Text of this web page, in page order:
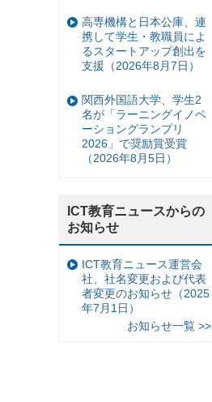
高専機構と日本公庫、連
携して学生・教職員によ
るスタートアップ創出を
支援（2026年8月7日）
関西外国語大学、学生2
名が「ラーニングイノベ
ーショングランプリ
2026」で奨励賞受賞
（2026年8月5日）
ICT教育ニュースからの
お知らせ
ICT教育ニュース運営会
社、社名変更および代表
者変更のお知らせ（2025
年7月1日）
お知らせ一覧 >>